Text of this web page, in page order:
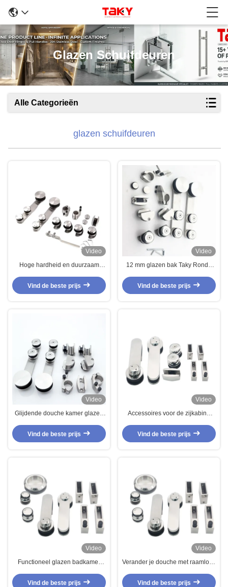
Glazen Schuifdeuren
Alle Categorieën
glazen schuifdeuren
Video
Hoge hardheid en duurzaam
schuifdeur kit voor 6-12mm glas
Vind de beste prijs
Video
12 mm glazen bak Taky Ronde
Glijdende glazen deur
Accessoires Douche kamer
Vind de beste prijs
Video
Glijdende douche kamer glazen
hardware set in zilver/zwart/goud
Vind de beste prijs
Video
Accessoires voor de zijkabine
staal
Vind de beste prijs
Video
Functioneel glazen badkamer
roestvrij staal 304
Vind de beste prijs
Video
Verander je douche met raamloze
Vind de beste prijs